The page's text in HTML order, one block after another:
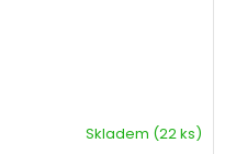
Skladem (22 ks)